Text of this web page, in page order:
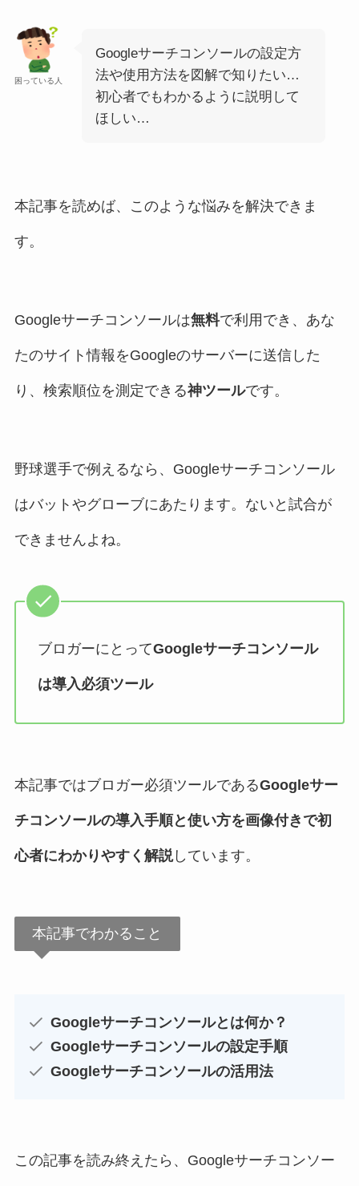
困っている人
Googleサーチコンソールの設定方
法や使用方法を図解で知りたい…
初心者でもわかるように説明して
ほしい…
本記事を読めば、このような悩みを解決できま
す。
Googleサーチコンソールは無料で利用でき、あな
たのサイト情報をGoogleのサーバーに送信した
り、検索順位を測定できる神ツールです。
野球選手で例えるなら、Googleサーチコンソール
はバットやグローブにあたります。ないと試合が
できませんよね。
ブロガーにとってGoogleサーチコンソール
は導入必須ツール
本記事ではブロガー必須ツールであるGoogleサー
チコンソールの導入手順と使い方を画像付きで初
心者にわかりやすく解説しています。
本記事でわかること
Googleサーチコンソールとは何か？
Googleサーチコンソールの設定手順
Googleサーチコンソールの活用法
この記事を読み終えたら、Googleサーチコンソー